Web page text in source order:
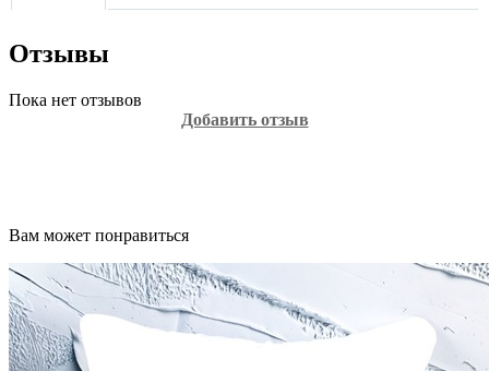
Отзывы
Пока нет отзывов
Добавить отзыв
Вам может понравиться